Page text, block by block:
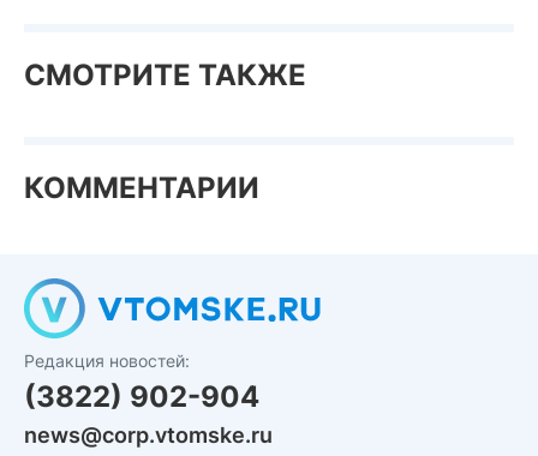
СМОТРИТЕ ТАКЖЕ
КОММЕНТАРИИ
Редакция новостей:
(3822) 902-904
news@corp.vtomske.ru